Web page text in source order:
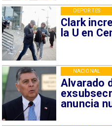
Clark
la U en
DEPORTES
Alvarado
anuncia
NACIONAL